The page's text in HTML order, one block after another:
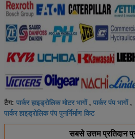
टैग: पार्कर हाइड्रोलिक मोटर भागों, पार्कर पंप भागों,
पार्कर हाइड्रोलिक पंप पुनर्निर्माण किट
सबसे उत्तम प्रतिदान